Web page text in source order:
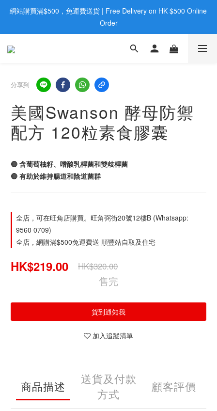
歡迎親臨旺角店購買：旺角弼街20號12樓B  |  RealDeal 保健品 |
WhatsApp 9560 0709
網站購買滿$500，免運費送貨 | Free Delivery on HK $500 Online
Order
歡迎親臨旺角店購買：旺角弼街20號12樓B  |  RealDeal 保健品 |
分享到
美國Swanson 酵母防禦
配方 120粒素食膠囊
🔴 含葡萄柚籽、嗜酸乳桿菌和雙歧桿菌
🔴 有助於維持腸道和陰道菌群
全店，可在旺角店購買。旺角弼街20號12樓B (Whatsapp:
9560 0709)
全店，網購滿$500免運費送 順豐站自取及住宅
HK$219.00 HK$320.00
售完
貨到通知我
加入追蹤清單
商品描述
送貨及付款
方式
顧客評價